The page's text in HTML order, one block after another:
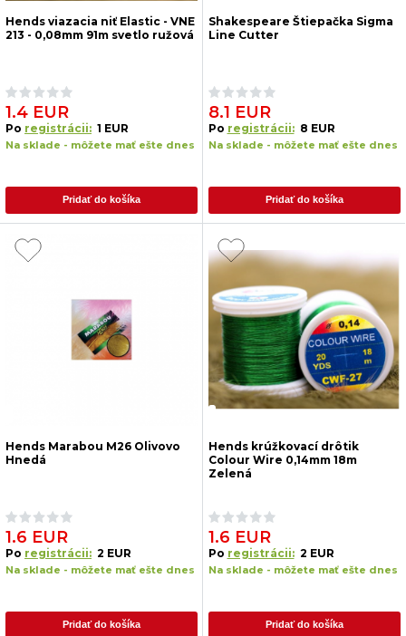
Hends viazacia niť Elastic - VNE
213 - 0,08mm 91m svetlo ružová
1.4 EUR
Po registrácii: 1 EUR
Na sklade - môžete mať ešte dnes
Pridať do košíka
Shakespeare Štiepačka Sigma
Line Cutter
8.1 EUR
Po registrácii: 8 EUR
Na sklade - môžete mať ešte dnes
Pridať do košíka
Hends Marabou M26 Olivovo
Hnedá
1.6 EUR
Po registrácii: 2 EUR
Na sklade - môžete mať ešte dnes
Pridať do košíka
Hends krúžkovací drôtik
Colour Wire 0,14mm 18m
Zelená
1.6 EUR
Po registrácii: 2 EUR
Na sklade - môžete mať ešte dnes
Pridať do košíka